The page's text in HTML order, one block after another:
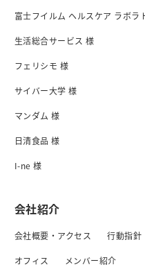
富士フイルム ヘルスケア ラボラ
生活総合サービス 様
フェリシモ 様
サイバー大学 様
マンダム 様
日清食品 様
I-ne 様
会社紹介
会社概要・アクセス 行動指針
オフィス メンバー紹介